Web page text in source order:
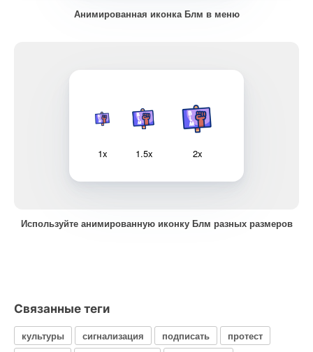
Анимированная иконка Блм в меню
1x 1.5x 2x
Используйте анимированную иконку Блм разных размеров
Связанные теги
культуры сигнализация подписать
протест